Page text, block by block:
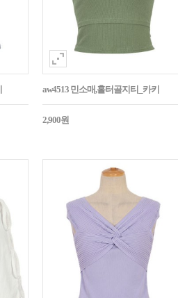
aw4513 민소매,홀터골지티_카키
2,900원